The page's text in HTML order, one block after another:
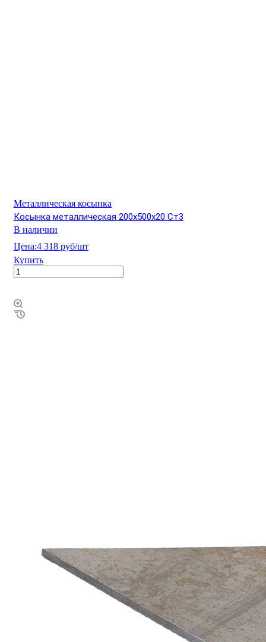
Металлическая косынка
Косынка металлическая 200х500х20 Ст3
В наличии
Цена:4 318 руб/шт
Купить